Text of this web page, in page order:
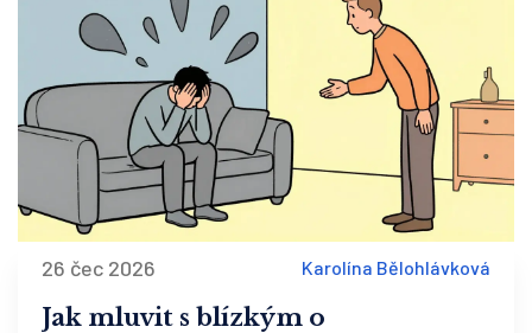
26 čec 2026 Karolína Bělohlávková
Jak mluvit s blízkým o